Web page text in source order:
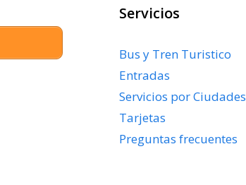
Servicios
Bus y Tren Turistico
Entradas
Servicios por Ciudades
Tarjetas
Preguntas frecuentes